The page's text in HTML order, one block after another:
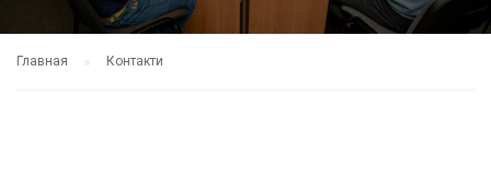
Главная Контакти